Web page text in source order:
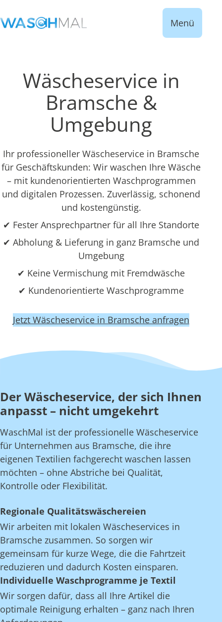
Menü
Wäscheservice in
Bramsche &
Umgebung
Ihr professioneller Wäscheservice in Bramsche
für Geschäftskunden: Wir waschen Ihre Wäsche
– mit kundenorientierten Waschprogrammen
und digitalen Prozessen. Zuverlässig, schonend
und kostengünstig.
✔ Fester Ansprechpartner für all Ihre Standorte
✔ Abholung & Lieferung in ganz Bramsche und
Umgebung
✔ Keine Vermischung mit Fremdwäsche
✔ Kundenorientierte Waschprogramme
Jetzt Wäscheservice in Bramsche anfragen
Der Wäscheservice, der sich Ihnen
anpasst – nicht umgekehrt
WaschMal ist der professionelle Wäscheservice
für Unternehmen aus Bramsche, die ihre
eigenen Textilien fachgerecht waschen lassen
möchten – ohne Abstriche bei Qualität,
Kontrolle oder Flexibilität.
Regionale Qualitätswäschereien
Wir arbeiten mit lokalen Wäscheservices in
Bramsche zusammen. So sorgen wir
gemeinsam für kurze Wege, die die Fahrtzeit
reduzieren und dadurch Kosten einsparen.
Individuelle Waschprogramme je Textil
Wir sorgen dafür, dass all Ihre Artikel die
optimale Reinigung erhalten – ganz nach Ihren